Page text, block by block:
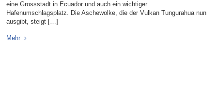
eine Grossstadt in Ecuador und auch ein wichtiger
Hafenumschlagsplatz. Die Aschewolke, die der Vulkan Tungurahua nun
ausgibt, steigt […]
Mehr